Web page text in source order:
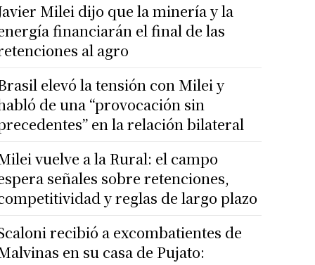
Milei dijo que la minería y la
financiarán el final de las
al agro
elevó la tensión con Milei y
de una “provocación sin
en la relación bilateral
vuelve a la Rural: el campo
señales sobre retenciones,
y reglas de largo plazo
recibió a excombatientes de
en su casa de Pujato: